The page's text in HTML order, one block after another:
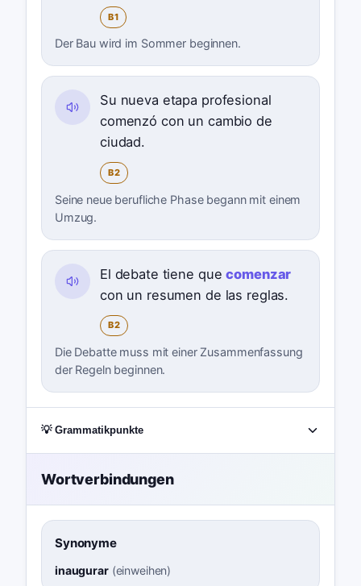
B1
Der Bau wird im Sommer beginnen.
Su nueva etapa profesional
comenzó con un cambio de
ciudad.
B2
Seine neue berufliche Phase begann mit einem
Umzug.
El debate tiene quecomenzar
con un resumen de las reglas.
B2
Die Debatte muss mit einer Zusammenfassung
der Regeln beginnen.
💡 Grammatikpunkte
Wortverbindungen
Synonyme
inaugurar(einweihen)